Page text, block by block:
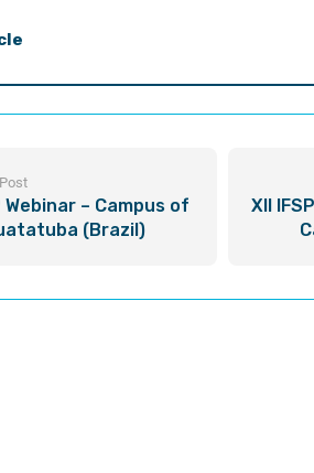
Webinar – Campus of
(Brazil)
XII